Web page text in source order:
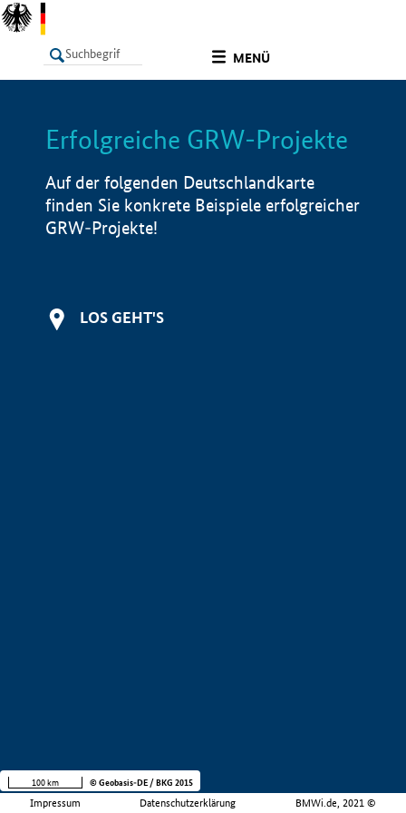
MENÜ
LISTE Info
Erfolgreiche GRW-Projekte
Auf der folgenden Deutschlandkarte
finden Sie konkrete Beispiele erfolgreicher
GRW-Projekte!
LOS GEHT'S
Impressum Datenschutzerklärung BMWi.de, 2021 ©
100 km © Geobasis-DE / BKG 2015